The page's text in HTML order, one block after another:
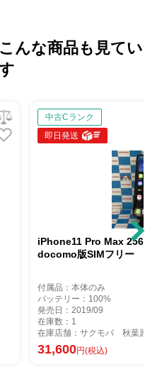
んな商品も見てい
256GB ゴールド MWHL2J/A
ー
秋葉原店